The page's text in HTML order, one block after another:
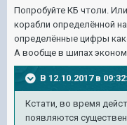
Попробуйте КБ чтоли.
корабли определённой
определённые цифры
А вообще в шипах
В 12.10.2017 в
Кстати, во время
появляются